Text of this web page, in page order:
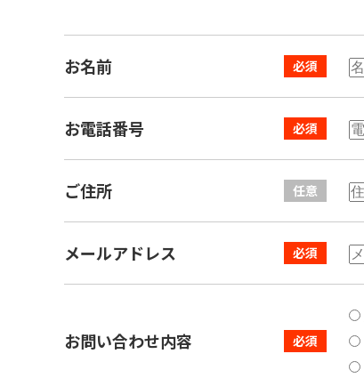
お名前
お電話番号
ご住所
メールアドレス
お問い合わせ内容